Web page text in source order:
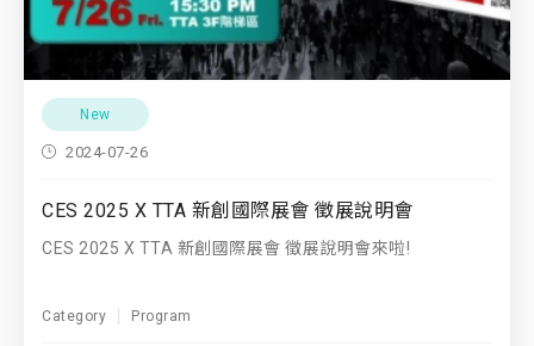
New
2024-07-26
CES 2025 X TTA 新創國際展會 徵展說明會
CES 2025 X TTA 新創國際展會 徵展說明會來啦!
Category Program